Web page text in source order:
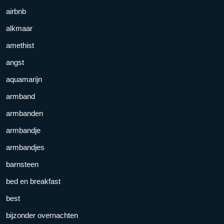
airbnb
alkmaar
amethist
angst
aquamarijn
armband
armbanden
armbandje
armbandjes
barnsteen
bed en breakfast
best
bijzonder overnachten